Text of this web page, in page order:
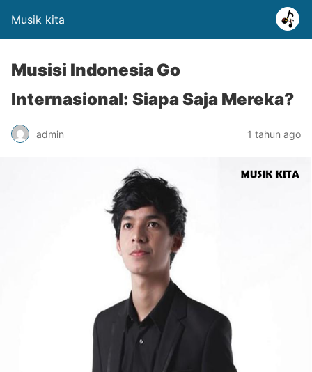
Musik kita
Musisi Indonesia Go
Internasional: Siapa Saja Mereka?
admin 1 tahun ago